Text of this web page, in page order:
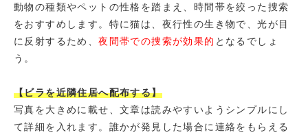
動物の種類やペットの性格を踏まえ、時間帯を絞った捜索
をおすすめします。特に猫は、夜行性の生き物で、光が目
に反射するため、夜間帯での捜索が効果的 となるでしょ
う。
【ビラを近隣住居へ配布する】
写真を大きめに載せ、文章は読みやすいようシンプルにし
て詳細を入れます。誰かが発見した場合に連絡をもらえる